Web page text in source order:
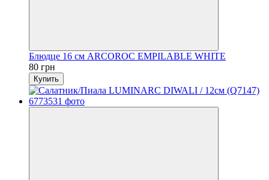
Блюдце 16 см ARCOROC EMPILABLE WHITE
80 грн
Купить